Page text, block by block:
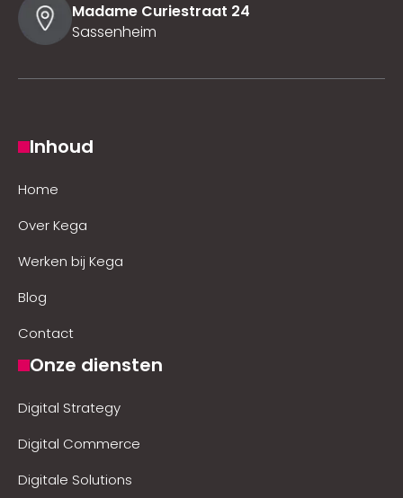
Madame Curiestraat 24
Sassenheim
Inhoud
Home
Over Kega
Werken bij Kega
Blog
Contact
Onze diensten
Digital Strategy
Digital Commerce
Digitale Solutions